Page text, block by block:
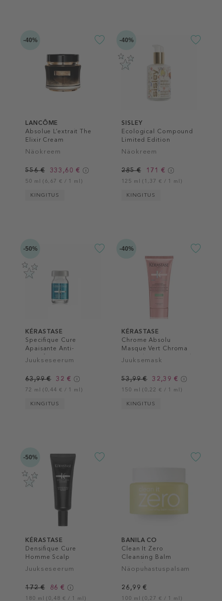
-40%
LANCÔME
Absolue L’extrait The
Elixir Cream
Näokreem
556 € 333,60 €
50 ml (6,67 € / 1 ml)
KINGITUS
-40%
SISLEY
Ecological Compound
Limited Edition
Näokreem
285 € 171 €
125 ml (1,37 € / 1 ml)
KINGITUS
-50%
KÉRASTASE
Specifique Cure
Apaisante Anti-
Inconforts
Juukseseerum
63,99 € 32 €
72 ml (0,44 € / 1 ml)
KINGITUS
-40%
KÉRASTASE
Chrome Absolu
Masque Vert Chroma
Neutralisant Hair Mask
Juuksemask
53,99 € 32,39 €
150 ml (0,22 € / 1 ml)
KINGITUS
-50%
KÉRASTASE
Densifique Cure
Homme Scalp
Treatment
Juukseseerum
172 € 86 €
180 ml (0,48 € / 1 ml)
BANILA CO
Clean It Zero
Cleansing Balm
Nourishing
Näopuhastuspalsam
26,99 €
100 ml (0,27 € / 1 ml)